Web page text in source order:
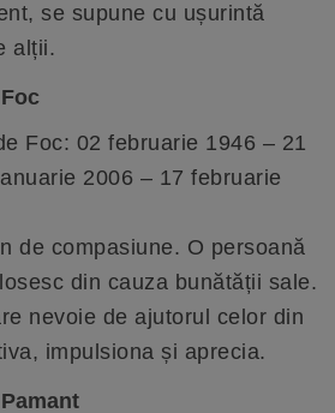
se supune cu ușurintă
alții.
Foc: 02 februarie 1946 – 21
2006 – 17 februarie
de compasiune. O persoană
din cauza bunătății sale.
nevoie de ajutorul celor din
impulsiona și aprecia.